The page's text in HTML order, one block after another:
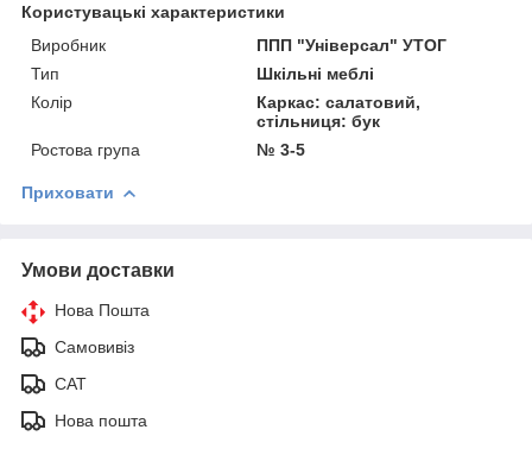
Користувацькі характеристики
Виробник
ППП "Універсал" УТОГ
Тип
Шкільні меблі
Колір
Каркас: салатовий,
стільниця: бук
Ростова група
№ 3-5
Приховати
Умови доставки
Нова Пошта
Самовивіз
САТ
Нова пошта